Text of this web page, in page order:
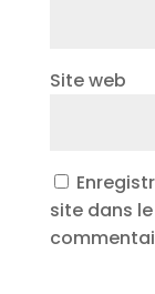
Site web
site dans